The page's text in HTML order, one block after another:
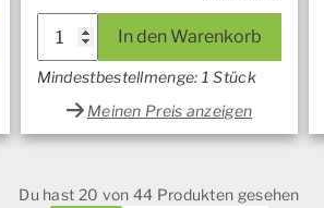
In den Warenkorb
Mindestbestellmenge: 1 Stück
Meinen Preis anzeigen
Du hast 20 von 44 Produkten gesehen